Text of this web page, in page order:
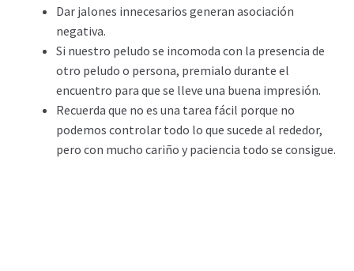
Dar jalones innecesarios generan asociación
negativa.
Si nuestro peludo se incomoda con la presencia de
otro peludo o persona, premialo durante el
encuentro para que se lleve una buena impresión.
Recuerda que no es una tarea fácil porque no
podemos controlar todo lo que sucede al rededor,
pero con mucho cariño y paciencia todo se consigue.